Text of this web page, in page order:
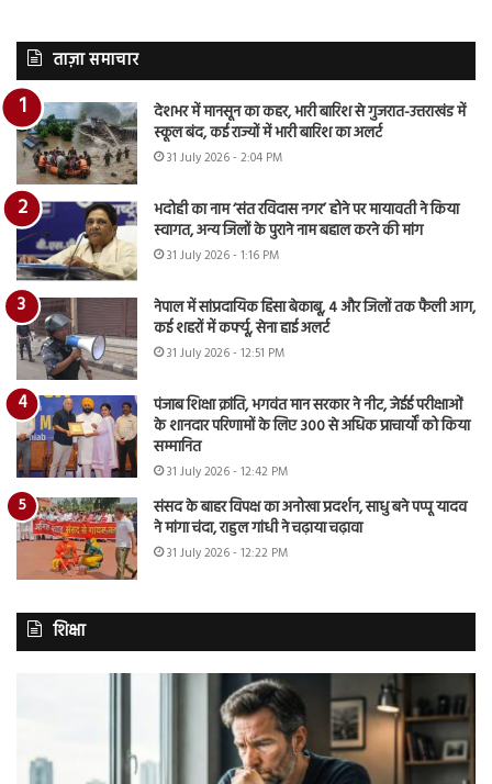
ताज़ा समाचार
देशभर में मानसून का कहर, भारी बारिश से गुजरात-उत्तराखंड में
स्कूल बंद, कई राज्यों में भारी बारिश का अलर्ट
31 July 2026 - 2:04 PM
भदोही का नाम ‘संत रविदास नगर’ होने पर मायावती ने किया
स्वागत, अन्य जिलों के पुराने नाम बहाल करने की मांग
31 July 2026 - 1:16 PM
नेपाल में सांप्रदायिक हिंसा बेकाबू, 4 और जिलों तक फैली आग,
कई शहरों में कर्फ्यू, सेना हाई अलर्ट
31 July 2026 - 12:51 PM
पंजाब शिक्षा क्रांति, भगवंत मान सरकार ने नीट, जेईई परीक्षाओं
के शानदार परिणामों के लिए 300 से अधिक प्राचार्यों को किया
सम्मानित
31 July 2026 - 12:42 PM
संसद के बाहर विपक्ष का अनोखा प्रदर्शन, साधु बने पप्पू यादव
ने मांगा चंदा, राहुल गांधी ने चढ़ाया चढ़ावा
31 July 2026 - 12:22 PM
शिक्षा